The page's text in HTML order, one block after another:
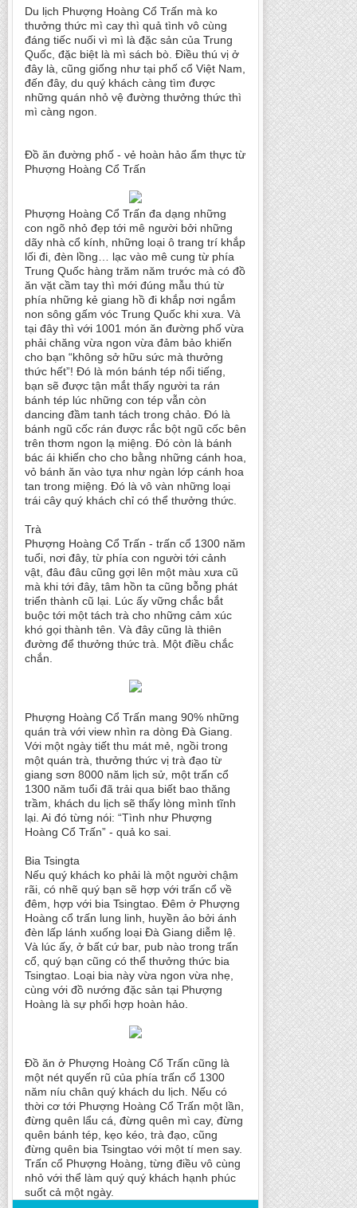
Du lịch Phượng Hoàng Cổ Trấn mà ko
thưởng thức mì cay thì quả tình vô cùng
đáng tiếc nuối vì mì là đặc sản của Trung
Quốc, đặc biệt là mì sách bò. Điều thú vị ở
đây là, cũng giống như tại phố cổ Việt Nam,
đến đây, du quý khách càng tìm được
những quán nhỏ vệ đường thưởng thức thì
mì càng ngon.
Đồ ăn đường phố - vẻ hoàn hảo ẩm thực từ
Phượng Hoàng Cổ Trấn
Phượng Hoàng Cổ Trấn đa dạng những
con ngõ nhỏ đẹp tới mê người bởi những
dãy nhà cổ kính, những loại ô trang trí khắp
lối đi, đèn lồng… lạc vào mê cung từ phía
Trung Quốc hàng trăm năm trước mà có đồ
ăn vặt cầm tay thì mới đúng mẫu thú từ
phía những kẻ giang hồ đi khắp nơi ngắm
non sông gấm vóc Trung Quốc khi xưa. Và
tại đây thì với 1001 món ăn đường phố vừa
phải chăng vừa ngon vừa đảm bảo khiến
cho bạn “không sở hữu sức mà thưởng
thức hết”! Đó là món bánh tép nổi tiếng,
bạn sẽ được tận mắt thấy người ta rán
bánh tép lúc những con tép vẫn còn
dancing đầm tanh tách trong chảo. Đó là
bánh ngũ cốc rán được rắc bột ngũ cốc bên
trên thơm ngon lạ miệng. Đó còn là bánh
bác ái khiến cho cho bằng những cánh hoa,
vỏ bánh ăn vào tựa như ngàn lớp cánh hoa
tan trong miệng. Đó là vô vàn những loại
trái cây quý khách chỉ có thể thưởng thức.
Trà
Phượng Hoàng Cổ Trấn - trấn cổ 1300 năm
tuổi, nơi đây, từ phía con người tới cảnh
vật, đâu đâu cũng gợi lên một màu xưa cũ
mà khi tới đây, tâm hồn ta cũng bỗng phát
triển thành cũ lại. Lúc ấy vững chắc bắt
buộc tới một tách trà cho những cảm xúc
khó gọi thành tên. Và đây cũng là thiên
đường để thưởng thức trà. Một điều chắc
chắn.
Phượng Hoàng Cổ Trấn mang 90% những
quán trà với view nhìn ra dòng Đà Giang.
Với một ngày tiết thu mát mẻ, ngồi trong
một quán trà, thưởng thức vị trà đạo từ
giang sơn 8000 năm lịch sử, một trấn cổ
1300 năm tuổi đã trải qua biết bao thăng
trầm, khách du lịch sẽ thấy lòng mình tĩnh
lại. Ai đó từng nói: “Tình như Phượng
Hoàng Cổ Trấn” - quả ko sai.
Bia Tsingta
Nếu quý khách ko phải là một người chậm
rãi, có nhẽ quý bạn sẽ hợp với trấn cổ về
đêm, hợp với bia Tsingtao. Đêm ở Phượng
Hoàng cổ trấn lung linh, huyền ảo bởi ánh
đèn lấp lánh xuống loại Đà Giang diễm lệ.
Và lúc ấy, ở bất cứ bar, pub nào trong trấn
cổ, quý bạn cũng có thể thưởng thức bia
Tsingtao. Loại bia này vừa ngon vừa nhẹ,
cùng với đồ nướng đặc sản tại Phượng
Hoàng là sự phối hợp hoàn hảo.
Đồ ăn ở Phượng Hoàng Cổ Trấn cũng là
một nét quyến rũ của phía trấn cổ 1300
năm níu chân quý khách du lịch. Nếu có
thời cơ tới Phượng Hoàng Cổ Trấn một lần,
đừng quên lẩu cá, đừng quên mì cay, đừng
quên bánh tép, kẹo kéo, trà đạo, cũng
đừng quên bia Tsingtao với một tí men say.
Trấn cổ Phượng Hoàng, từng điều vô cùng
nhỏ với thể làm quý quý khách hạnh phúc
suốt cả một ngày.